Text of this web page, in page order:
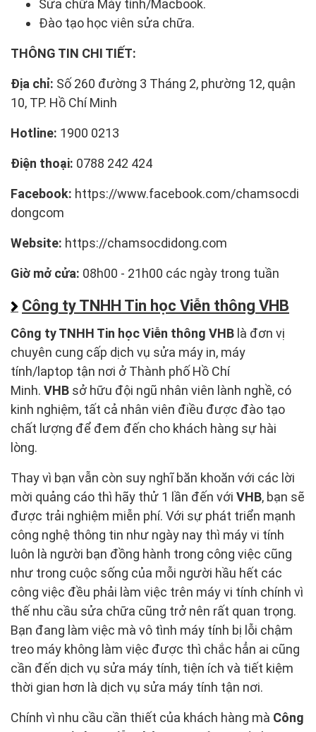
Sửa chữa Máy tính/Macbook.
Đào tạo học viên sửa chữa.
THÔNG TIN CHI TIẾT:
Địa chỉ: Số 260 đường 3 Tháng 2, phường 12, quận
10, TP. Hồ Chí Minh
Hotline: 1900 0213
Điện thoại: 0788 242 424
Facebook: https://www.facebook.com/chamsocdi
dongcom
Website: https://chamsocdidong.com
Giờ mở cửa: 08h00 - 21h00 các ngày trong tuần
Công ty TNHH Tin học Viễn thông VHB
Công ty TNHH Tin học Viễn thông VHB là đơn vị
chuyên cung cấp dịch vụ sửa máy in, máy
tính/laptop tận nơi ở Thành phố Hồ Chí
Minh. VHB sở hữu đội ngũ nhân viên lành nghề, có
kinh nghiệm, tất cả nhân viên điều được đào tạo
chất lượng để đem đến cho khách hàng sự hài
lòng.
Thay vì bạn vẫn còn suy nghĩ băn khoăn với các lời
mời quảng cáo thì hãy thử 1 lần đến với VHB, bạn sẽ
được trải nghiệm miễn phí. Với sự phát triển mạnh
công nghệ thông tin như ngày nay thì máy vi tính
luôn là người bạn đồng hành trong công việc cũng
như trong cuộc sống của mỗi người hầu hết các
công việc đều phải làm việc trên máy vi tính chính vì
thế nhu cầu sửa chữa cũng trở nên rất quan trọng.
Bạn đang làm việc mà vô tình máy tính bị lỗi chậm
treo máy không làm việc được thì chắc hẳn ai cũng
cần đến dịch vụ sửa máy tính, tiện ích và tiết kiệm
thời gian hơn là dịch vụ sửa máy tính tận nơi.
Chính vì nhu cầu cần thiết của khách hàng mà Công